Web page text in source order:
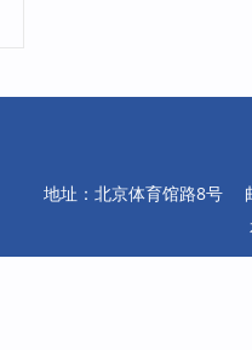
地址：北京体育馆路8